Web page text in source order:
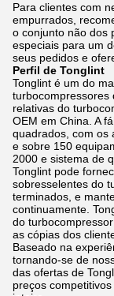
Para clientes com
empurrados,
o conjunto não dos
especiais para um
seus pedidos e
Perfil de Tonglint
Tonglint é um do
turbocompressores
relativas do
OEM em China. A
quadrados, com os
e sobre 150
2000 e sistema de
Tonglint pode
sobresselentes do
terminados, e
continuamente.
do
as cópias dos
Baseado na
tornando-se de
das ofertas de
preços